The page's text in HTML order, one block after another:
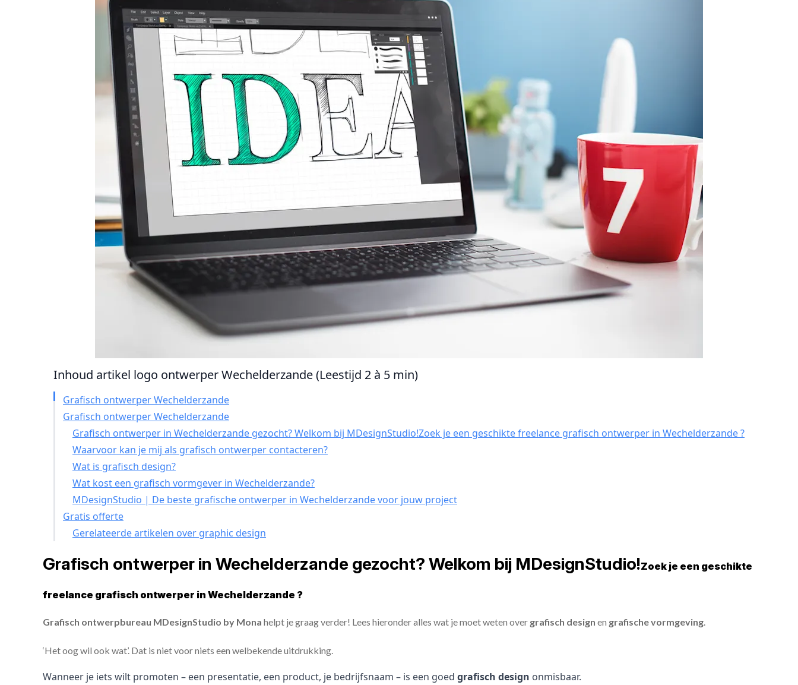
Inhoud artikel logo ontwerper Wechelderzande (Leestijd 2 à 5 min)
Grafisch ontwerper Wechelderzande
Grafisch ontwerper Wechelderzande
Grafisch ontwerper in Wechelderzande gezocht? Welkom bij MDesignStudio!Zoek je een geschikte freelance grafisch ontwerper in Wechelderzande ?
Waarvoor kan je mij als grafisch ontwerper contacteren?
Wat is grafisch design?
Wat kost een grafisch vormgever in Wechelderzande?
MDesignStudio | De beste grafische ontwerper in Wechelderzande voor jouw project
Gratis offerte
Gerelateerde artikelen over graphic design
Grafisch ontwerper in Wechelderzande gezocht? Welkom bij MDesignStudio!Zoek je een geschikte
freelance grafisch ontwerper in Wechelderzande ?
Grafisch ontwerpbureau MDesignStudio by Mona helpt je graag verder! Lees hieronder alles wat je moet weten over grafisch design en grafische vormgeving.
‘Het oog wil ook wat’. Dat is niet voor niets een welbekende uitdrukking.
Wanneer je iets wilt promoten – een presentatie, een product, je bedrijfsnaam – is een goed grafisch design onmisbaar.